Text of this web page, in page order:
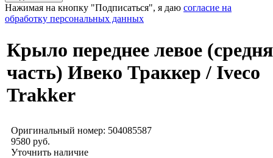
Нажимая на кнопку "Подписаться", я даю согласие на
обработку персональных данных
Крыло переднее левое
часть) Ивеко Траккер / Iveco
Trakker
Оригинальный номер: 504085587
9580 руб.
Уточнить наличие